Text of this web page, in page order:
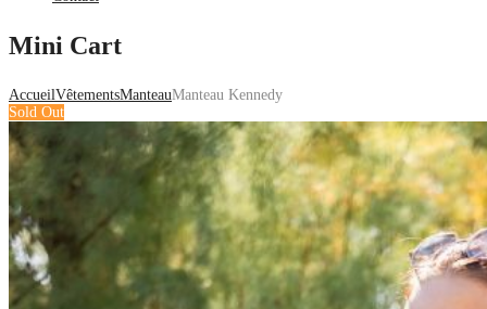
Mini Cart
AccueilVêtementsManteauManteau Kennedy
Sold Out